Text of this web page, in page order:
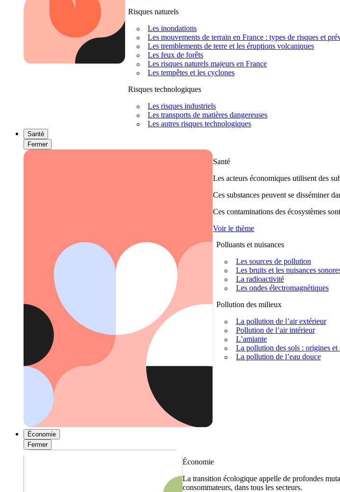
Risques naturels
Les inondations
Les mouvements de terrain en France : types de risques et
Les tremblements de terre et les éruptions volcaniques
Les feux de forêts
Les risques naturels majeurs en France
Les tempêtes et les cyclones
Risques technologiques
Les risques industriels
Les transports de matières dangereuses
Les autres risques technologiques
Santé
Fermer
Santé
Les acteurs économiques utilisent des
Ces substances peuvent se disséminer
Ces contaminations des écosystèmes
Voir le thème
Polluants et nuisances
Les sources de pollution
Les bruits et les nuisances
La radioactivité
Les ondes électromagnétiques
Pollution des milieux
La pollution de l’air extérieur
Pollution de l’air intérieur
L’amiante
La pollution des sols : origines et
La pollution de l’eau douce
Économie
Fermer
Économie
La transition écologique appelle de profondes
consommateurs, dans tous les secteurs.